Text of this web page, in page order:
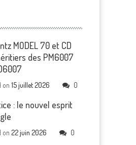
MODEL 70 et CD
des PM6007
on15 juillet 2026 0
: le nouvel esprit
on22 juin 2026 0